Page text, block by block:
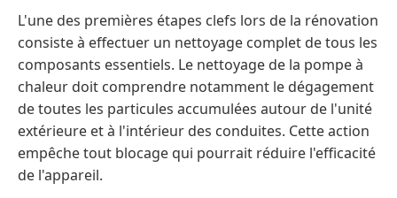
L'une des premières étapes clefs lors de la rénovation
consiste à effectuer un nettoyage complet de tous les
composants essentiels. Le nettoyage de la pompe à
chaleur doit comprendre notamment le dégagement
de toutes les particules accumulées autour de l'unité
extérieure et à l'intérieur des conduites. Cette action
empêche tout blocage qui pourrait réduire l'efficacité
de l'appareil.